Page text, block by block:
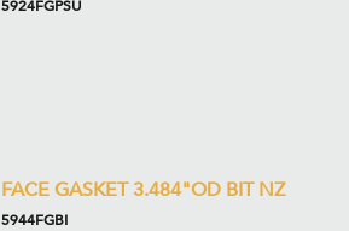
5924FGPSU
FACE GASKET 3.484"OD BIT NZ
5944FGBI